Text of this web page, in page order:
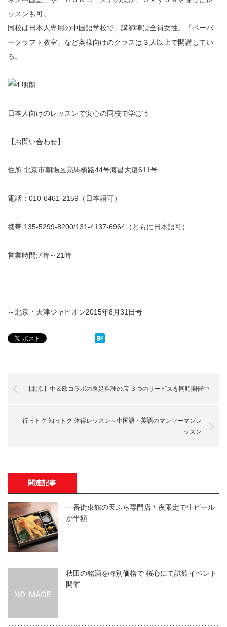
ッスンも可。
同校は日本人専用の中国語学校で、講師陣は全員女性。「ペーパ
ークラフト教室」など奥様向けのクラスは３人以上で開講してい
る。
日本人向けのレッスンで安心の同校で学ぼう
【お問い合わせ】
住所:北京市朝陽区亮馬橋路44号海昌大厦611号
電話：010-6461-2159（日本語可）
携帯:135-5299-8200/131-4137-6964（ともに日本語可）
営業時間:7時～21時
～北京・天津ジャピオン2015年8月31日号
【北京】中＆欧コラボの豚足料理の店 ３つのサービスを同時開催中
行っトク 知っトク 体得レッスン～中国語・英語のマンツーマンレ
ッスン
関連記事
一番街東館の天ぷら専門店＊夜限定で生ビール
が半額
秋田の銘酒を特別価格で 桜心にて試飲イベント
開催